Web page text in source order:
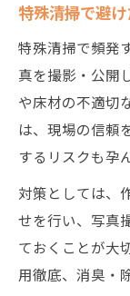
特殊清掃で避
特殊清掃で頻発
真を撮影・公開
や床材の不適切
は、現場の信頼
するリスクも孕
対策としては、
せを行い、写真
ておくことが大
用徹底、消臭・